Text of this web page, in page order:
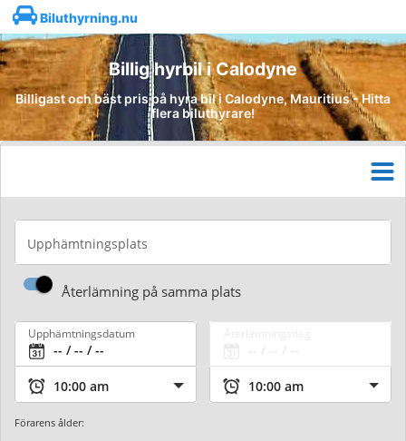
Biluthyrning.nu
Billig hyrbil i Calodyne
Billigast och bäst pris på hyra bil i Calodyne, Mauritius - Hitta
flera biluthyrare!
Upphämtningsplats
Återlämning på samma plats
Upphämtningsdatum
Förarens ålder: